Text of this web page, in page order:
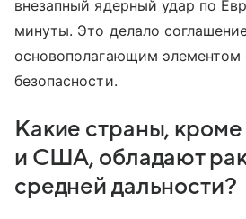
внезапный ядерный удар по
минуты. Это делало
основополагающим элементом
безопасности.
Какие страны,
и США, обладают
средней дальности?